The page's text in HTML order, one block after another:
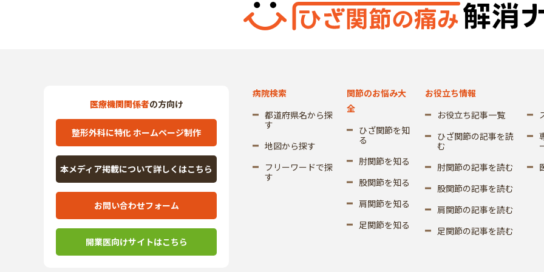
医療機関関係者の方向け
整形外科に特化 ホームページ制作
本メディア掲載について詳しくはこちら
お問い合わせフォーム
開業医向けサイトはこちら
病院検索
都道府県名から探
す
地図から探す
フリーワードで探
す
関節のお悩み大
全
ひざ関節を知
る
肘関節を知る
股関節を知る
肩関節を知る
足関節を知る
お役立ち情報
お役立ち記事一覧
ひざ関節の記事を読
む
肘関節の記事を読む
股関節の記事を読む
肩関節の記事を読む
足関節の記事を読む